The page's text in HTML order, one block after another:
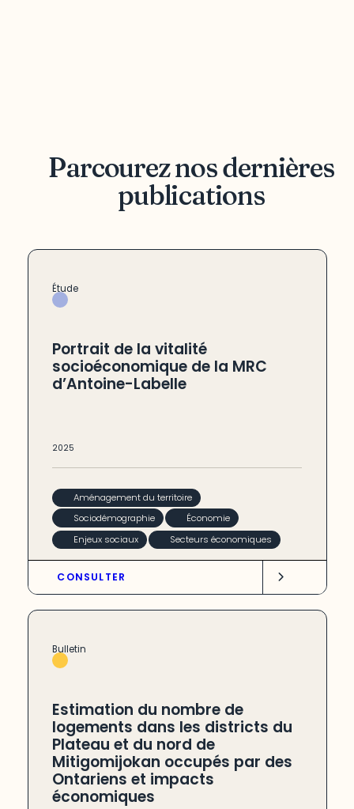
Parcourez nos dernières
publications
Étude
Portrait de la vitalité
socioéconomique de la MRC
d’Antoine-Labelle
2025
Aménagement du territoire
Sociodémographie
Économie
Enjeux sociaux
Secteurs économiques
CONSULTER
Bulletin
Estimation du nombre de
logements dans les districts du
Plateau et du nord de
Mitigomijokan occupés par des
Ontariens et impacts
économiques